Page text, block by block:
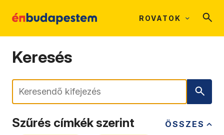
ROVATOK
Keresés
Keresés
ÖSSZES
Szűrés címkék szerint